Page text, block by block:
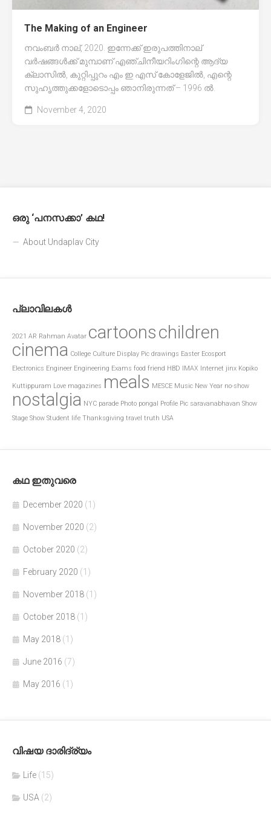
The Making of an Engineer
നവംബർ നാല്, 2020. ഇന്നേക്ക് ഇരുപത്തിനാല്
വർഷങ്ങൾക്ക് മുമ്പാണ് എഞ്ചിനീയറിംഗിന്റെ ആദ്യ
ക്ലാസിൽ, കുറ്റിപ്പുറം എം ഇ എസ് കോളേജിൽ, എന്റെ
സുഹൃത്തുക്കളോടൊപ്പം ഞാനിരുന്നത് – 1996 ൽ.
November 4, 2020
ഒരു ‘പനസക്കാ’ കഥ!
About Undaplav City
പ്ലാവിലകൾ
2021 AR Rahman Avatar cartoonschildren
cinema College Culture Display Pic drawings Easter Ecosport
Electronics Engineer Engineering Exams food friend HBD IMAX Internet jinx Kopiko
Kuttippuram Love magazines meals MESCE Music New Year no-show
nostalgia NYC parade Photo pongal Profile Pic saravanabhavan Show
Stage Show Student life Thanksgiving travel truth USA
കഥ ഇതുവരെ
December 2020 (1)
November 2020 (2)
October 2020 (2)
February 2020 (1)
November 2018 (1)
October 2018 (1)
May 2018 (1)
June 2016 (7)
May 2016 (1)
വിഷയ ദാരിദ്ര്യം
Life (15)
USA (2)